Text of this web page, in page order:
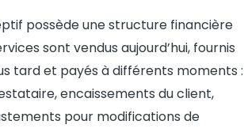
possède une structure financière
sont vendus aujourd’hui, fournis
tard et payés à différents moments :
encaissements du client,
pour modifications de